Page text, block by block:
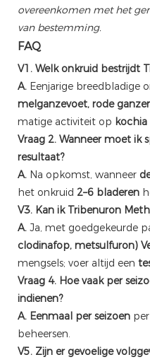
overeenkomen met het
van bestemming.
FAQ
V1. Welk onkruid bestrijdt
A. Eenjarige breedbladige
melganzevoet, rode
matige activiteit op kochia
Vraag 2. Wanneer moet ik
resultaat?
A. Na opkomst, wanneer
het onkruid 2–6 bladeren
V3. Kan ik Tribenuron
A. Ja, met goedgekeurde
clodinafop, metsulfuron)
mengsels; voer altijd een
Vraag 4. Hoe vaak per
indienen?
A. Eenmaal per seizoen
beheersen.
V5. Zijn er gevoelige